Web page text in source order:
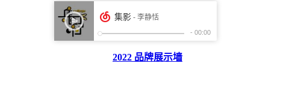
2022 品牌展示墙